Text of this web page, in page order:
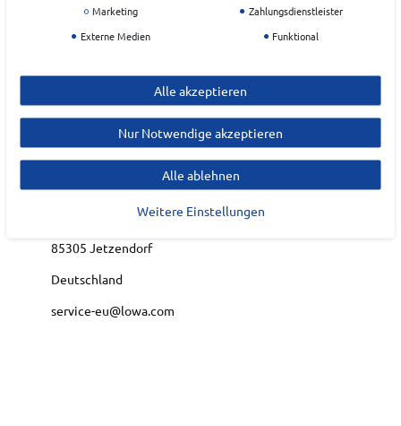
4063606307641
LOWA
EU Verantwortlicher
Lowa Sportschuhe GmbH
85305 Jetzendorf
Deutschland
service-eu@lowa.com
Marketing
Zahlungsdienstleister
Externe Medien
Funktional
Alle akzeptieren
Nur Notwendige akzeptieren
Alle ablehnen
Weitere Einstellungen